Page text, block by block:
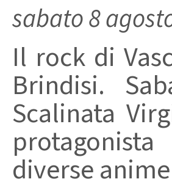
sabato 8
Il rock di
Brindisi.
Scalinata
diverse